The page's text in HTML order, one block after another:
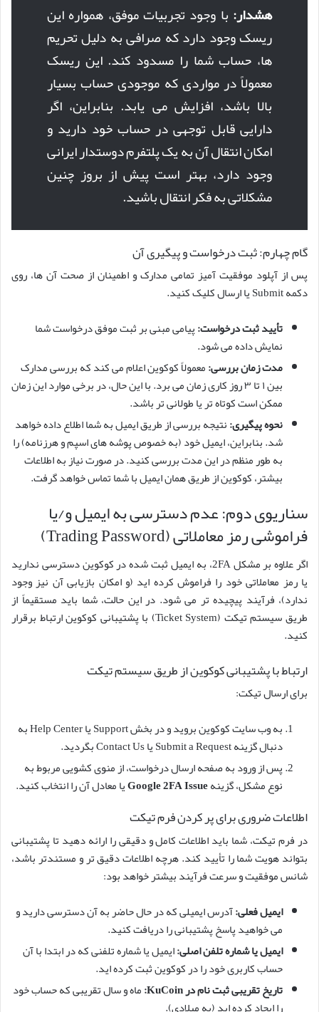
هشدار: با وجود تجربیات موفق، همواره این
ریسک وجود دارد که صرافی به دلیل تحریم
ها، حساب شما را مسدود کند. این ریسک
معمولاً در مواردی که موجودی حساب بسیار
بالا باشد، افزایش می یابد. بنابراین، اگر
دارایی قابل توجهی در حساب خود دارید و
امکان انتقال آن به یک پلتفرم دوستدار ایرانی
وجود دارد، بهتر است پیش از بروز چنین
مشکلاتی به فکر انتقال باشید.
گام چهارم: ثبت درخواست و پیگیری آن
پس از آپلود موفقیت آمیز تمامی مدارک و اطمینان از صحت آن ها، روی
دکمه Submit یا ارسال کلیک کنید.
تأیید ثبت درخواست:پیامی مبنی بر ثبت موفق درخواست شما
نمایش داده می شود.
مدت زمان بررسی:معمولاً کوکوین اعلام می کند که بررسی مدارک
بین ۱ تا ۳ روز کاری زمان می برد. با این حال، در برخی موارد این زمان
ممکن است کوتاه تر یا طولانی تر باشد.
نحوه پیگیری:نتیجه بررسی از طریق ایمیل به شما اطلاع داده خواهد
شد. بنابراین، ایمیل خود (به خصوص پوشه های اسپم و هرزنامه) را
به طور منظم در این مدت بررسی کنید. در صورت نیاز به اطلاعات
بیشتر، کوکوین از طریق همان ایمیل با شما تماس خواهد گرفت.
سناریوی دوم: عدم دسترسی به ایمیل و/یا
فراموشی رمز معاملاتی (Trading Password)
اگر علاوه بر مشکل 2FA، به ایمیل ثبت شده در کوکوین دسترسی ندارید
یا رمز معاملاتی خود را فراموش کرده اید (و امکان بازیابی آن نیز وجود
ندارد)، فرآیند پیچیده تر می شود. در این حالت، شما باید مستقیماً از
طریق سیستم تیکت (Ticket System) با پشتیبانی کوکوین ارتباط برقرار
کنید.
ارتباط با پشتیبانی کوکوین از طریق سیستم تیکت
برای ارسال تیکت:
به وب سایت کوکوین بروید و در بخش Support یا Help Center به
دنبال گزینه Submit a Request یا Contact Us بگردید.
پس از ورود به صفحه ارسال درخواست، از منوی کشویی مربوط به
نوع مشکل، گزینهGoogle 2FA Issueیا معادل آن را انتخاب کنید.
اطلاعات ضروری برای پر کردن فرم تیکت
در فرم تیکت، شما باید اطلاعات کامل و دقیقی را ارائه دهید تا پشتیبانی
بتواند هویت شما را تأیید کند. هرچه اطلاعات دقیق تر و مستندتر باشد،
شانس موفقیت و سرعت فرآیند بیشتر خواهد بود:
ایمیل فعلی:آدرس ایمیلی که در حال حاضر به آن دسترسی دارید و
می خواهید پاسخ پشتیبانی را دریافت کنید.
ایمیل یا شماره تلفن اصلی:ایمیل یا شماره تلفنی که در ابتدا با آن
حساب کاربری خود را در کوکوین ثبت کرده اید.
تاریخ تقریبی ثبت نام در KuCoin:
ماه و سال تقریبی که حساب خود
را ایجاد کرده اید (به میلادی).